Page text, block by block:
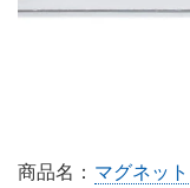
商品名： マグネット